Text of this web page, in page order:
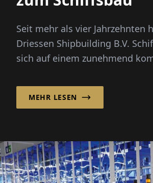
Seit mehr als vier Jahrzehnten
Driessen Shipbuilding B.V.
sich auf einem zunehmend
maßgeschneidertes
flexiblen, internationalen
MEHR LESEN